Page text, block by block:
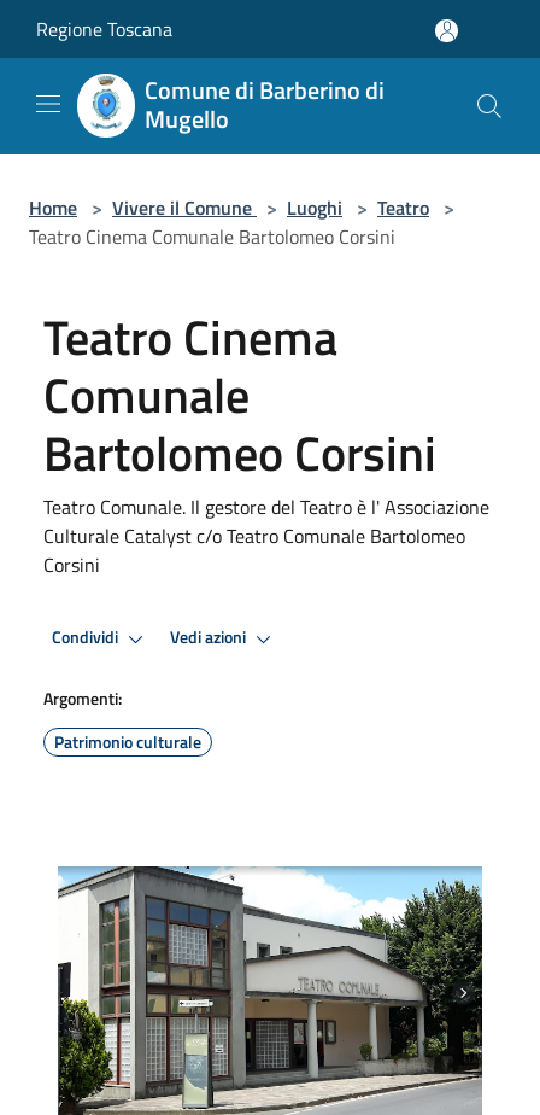
Regione Toscana
Comune di Barberino di
Mugello
Home > Vivere il Comune > Luoghi > Teatro >
Teatro Cinema Comunale Bartolomeo Corsini
Teatro Cinema
Comunale
Bartolomeo Corsini
Teatro Comunale. Il gestore del Teatro è l' Associazione
Culturale Catalyst c/o Teatro Comunale Bartolomeo
Corsini
Condividi Vedi azioni
Argomenti:
Patrimonio culturale